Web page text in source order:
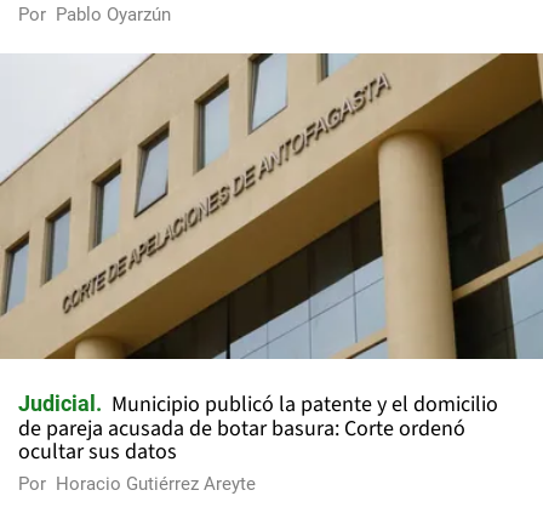
Por Pablo Oyarzún
Judicial
Municipio publicó la patente y el domicilio
de pareja acusada de botar basura: Corte ordenó
ocultar sus datos
Por Horacio Gutiérrez Areyte